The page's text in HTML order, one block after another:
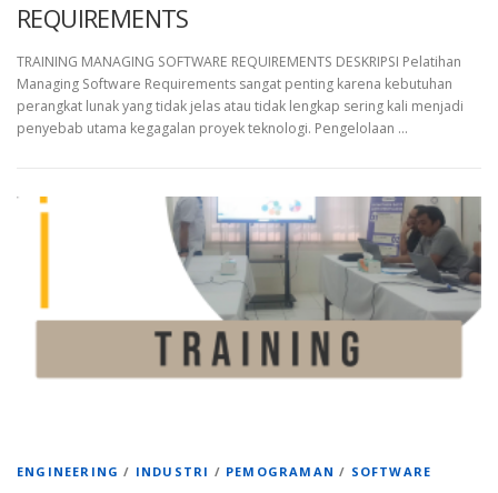
REQUIREMENTS
TRAINING MANAGING SOFTWARE REQUIREMENTS DESKRIPSI Pelatihan
Managing Software Requirements sangat penting karena kebutuhan
perangkat lunak yang tidak jelas atau tidak lengkap sering kali menjadi
penyebab utama kegagalan proyek teknologi. Pengelolaan …
ENGINEERING / INDUSTRI / PEMOGRAMAN / SOFTWARE